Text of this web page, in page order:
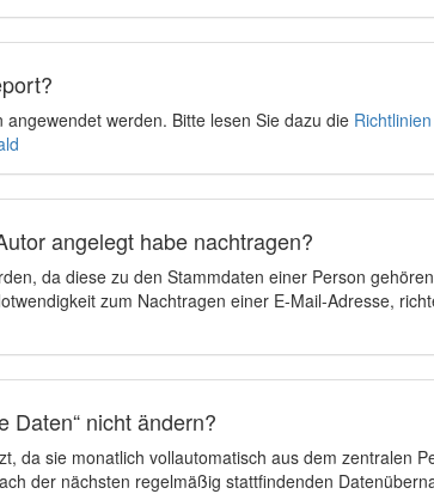
werden. Bitte lesen Sie dazu die
angelegt habe nachtragen?
da diese zu den Stammdaten einer Person
zum Nachtragen einer E-Mail-Adresse,
Daten“ nicht ändern?
da sie monatlich vollautomatisch aus dem zentralen
der nächsten regelmäßig stattfindenden